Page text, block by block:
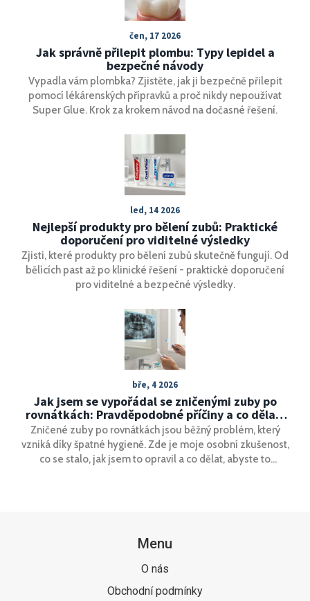
čen, 17 2026
Jak správně přilepit plombu: Typy lepidel a
bezpečné návody
Vypadla vám plombka? Zjistěte, jak ji bezpečně přilepit
pomocí lékárenských přípravků a proč nikdy nepoužívat
Super Glue. Krok za krokem návod na dočasné řešení.
led, 14 2026
Nejlepší produkty pro bělení zubů: Praktické
doporučení pro viditelné výsledky
Zjisti, které produkty pro bělení zubů skutečně fungují. Od
bělících past až po klinické řešení - praktické doporučení
pro viditelné a bezpečné výsledky.
bře, 4 2026
Jak jsem se vypořádal se zničenými zuby po
rovnátkách: Pravděpodobné příčiny a co dělat,
když se to stane i vám
Zničené zuby po rovnátkách jsou běžný problém, který
vzniká díky špatné hygieně. Zde je moje osobní zkušenost,
co se stalo, jak jsem to opravil a co dělat, abyste to
Menu
O nás
Obchodní podmínky